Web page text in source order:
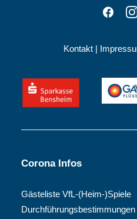
Kontakt |
Corona Infos
Gästeliste VfL-(Heim-)Spiele